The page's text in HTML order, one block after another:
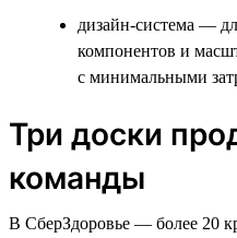
дизайн-система —
компонентов и
с минимальными
Три доски
команды
В СберЗдоровье — более 20